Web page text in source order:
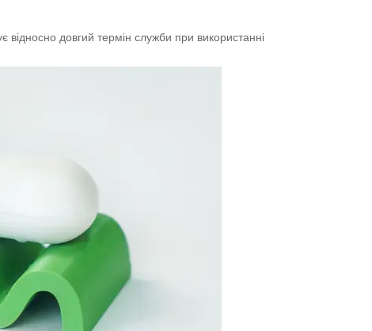
відносно довгий термін служби при використанні